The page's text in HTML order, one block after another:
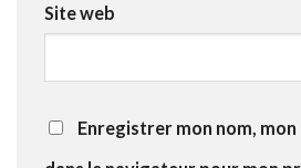
Site web
Enregistrer mon nom,